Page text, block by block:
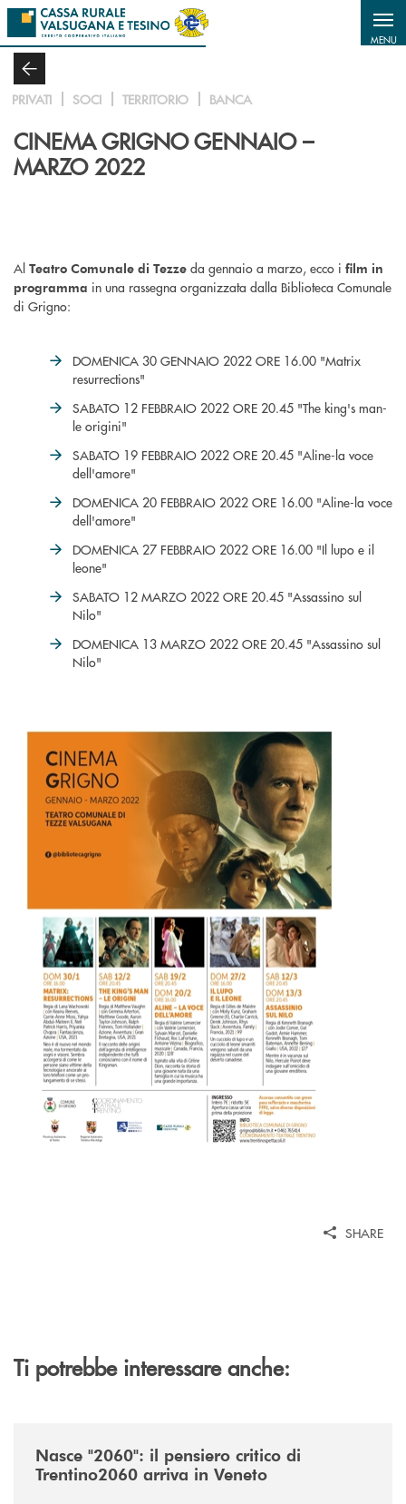
Salta al contenuto principale
MENU
PRIVATI SOCI TERRITORIO BANCA
CINEMA GRIGNO GENNAIO –
MARZO 2022
Al Teatro Comunale di Tezze da gennaio a marzo, ecco i film in
programma in una rassegna organizzata dalla Biblioteca Comunale
di Grigno:
DOMENICA 30 GENNAIO 2022 ORE 16.00 "Matrix
resurrections"
SABATO 12 FEBBRAIO 2022 ORE 20.45 "The king's man-
le origini"
SABATO 19 FEBBRAIO 2022 ORE 20.45 "Aline-la voce
dell'amore"
DOMENICA 20 FEBBRAIO 2022 ORE 16.00 "Aline-la voce
dell'amore"
DOMENICA 27 FEBBRAIO 2022 ORE 16.00 "Il lupo e il
leone"
SABATO 12 MARZO 2022 ORE 20.45 "Assassino sul
Nilo"
DOMENICA 13 MARZO 2022 ORE 20.45 "Assassino sul
Nilo"
SHARE
Ti potrebbe interessare anche:
Nasce "2060": il pensiero critico di
Trentino2060 arriva in Veneto